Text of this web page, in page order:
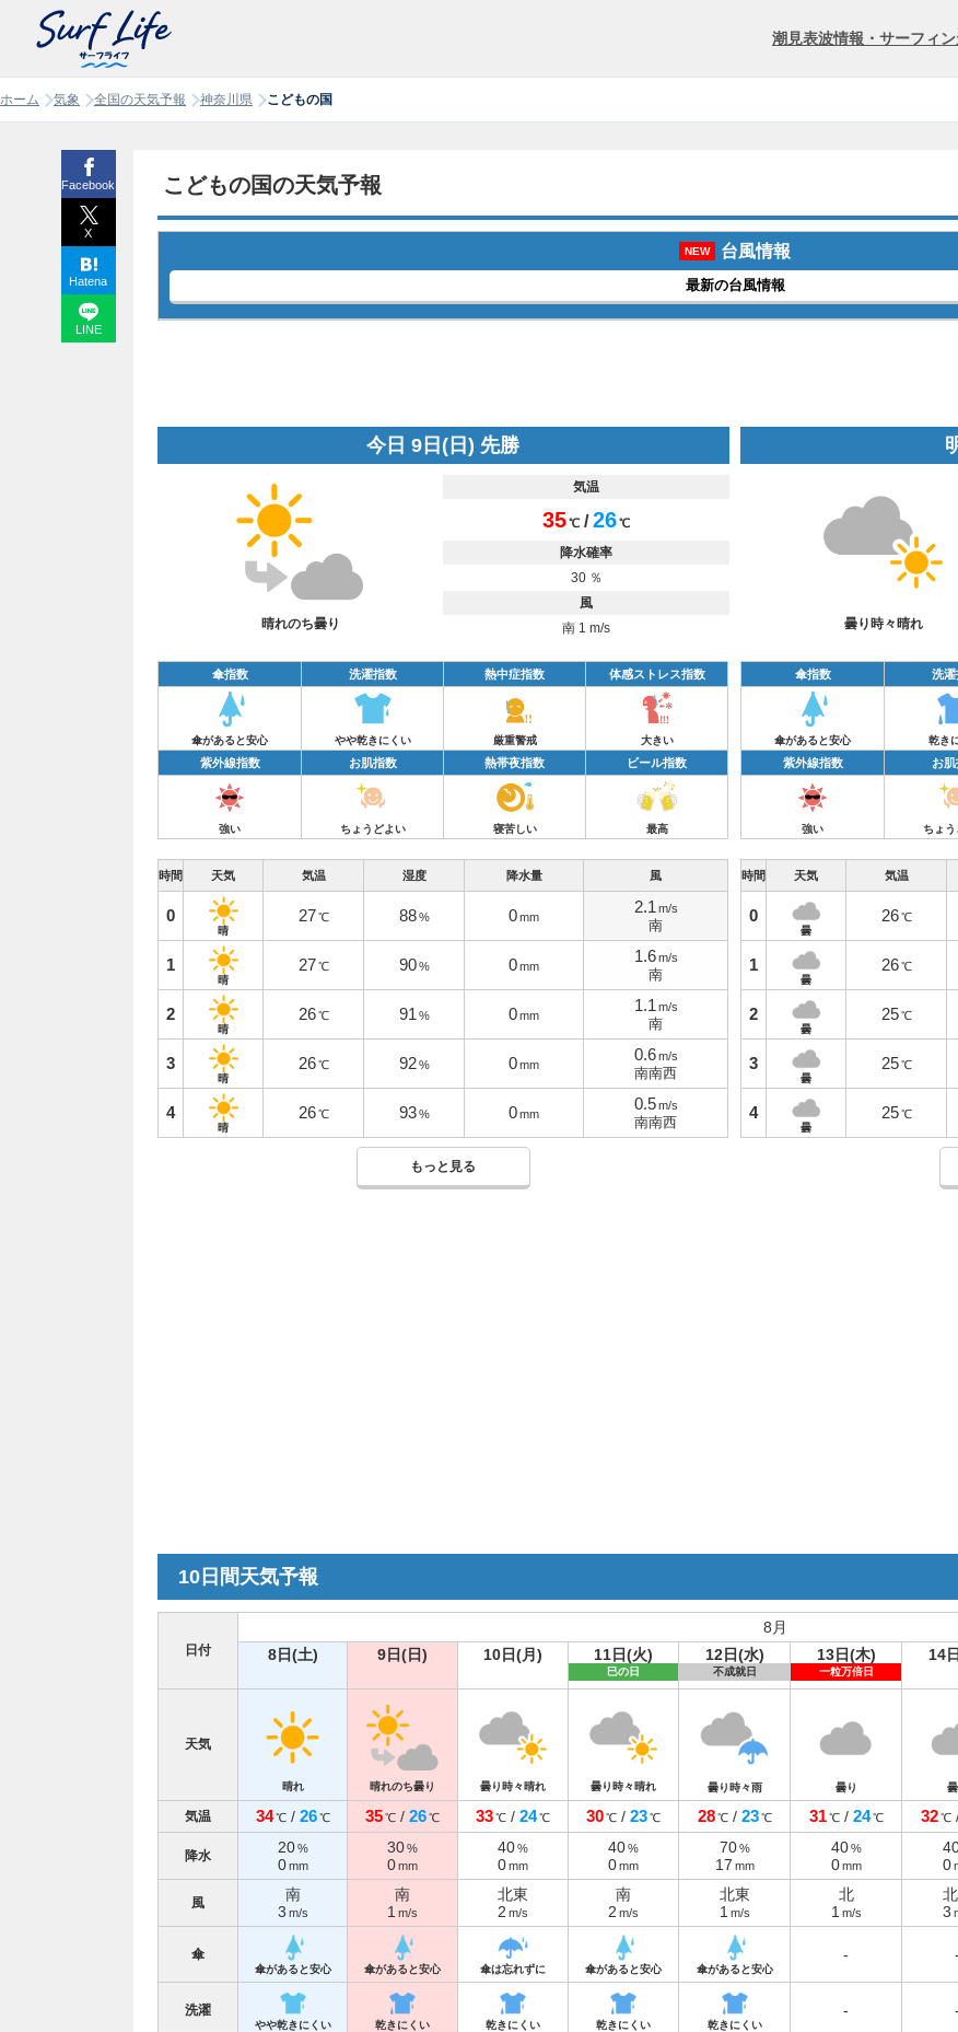
潮見表波情報・サーフィン
ホーム 気象 全国の天気予報 神奈川県 こどもの国
こどもの国の天気予報
NEW 台風情報
最新の台風情報
今日 9日(日) 先勝
晴れのち曇り
気温
35℃ /26℃
降水確率
30 ％
風
南 1 m/s
傘指数 洗濯指数 熱中症指数 体感ストレス指数
傘があると安心 やや乾きにくい 厳重警戒 大きい
紫外線指数 お肌指数 熱帯夜指数 ビール指数
強い ちょうどよい 寝苦しい 最高
時間 天気 気温 湿度 降水量 風
0
晴
27 ℃ 88 % 0mm
2.1 m/s
南
1
晴
27 ℃ 90 % 0mm
1.6 m/s
南
2
晴
26 ℃ 91 % 0mm
1.1 m/s
南
3
晴
26 ℃ 92 % 0mm
0.6 m/s
南南西
4
晴
26 ℃ 93 % 0mm
0.5 m/s
南南西
もっと見る
曇り時々晴れ
傘指数 洗濯
傘があると安心 乾き
紫外線指数 お
強い ちょ
時間 天気 気温
0
曇
26℃
1
曇
26℃
2
曇
25℃
3
曇
25℃
4
曇
25℃
10日間天気予報
日付
8月
8日(土)
9日(日) 10日(月) 11日(火)
巳の日
12日(水)
不成就日
13日(木)
一粒万倍日
14
天気
晴れ 晴れのち曇り 曇り時々晴れ 曇り時々晴れ 曇り時々雨 曇り
気温 34 ℃/ 26 ℃ 35℃ / 26℃ 33℃ / 24℃ 30℃ / 23℃ 28 ℃/ 23 ℃ 31 ℃/ 24 ℃ 32 ℃
降水 20 %
0 mm
30%
0mm
40%
0mm
40%
0mm
70 %
17 mm
40 %
0 mm 0
風
南
3 m/s
南
1 m/s
北東
2 m/s
南
2 m/s
北東
1 m/s
北
1 m/s
3
傘
傘があると安心 傘があると安心 傘は忘れずに 傘があると安心 傘があると安心
- -
洗濯
やや乾きにくい 乾きにくい 乾きにくい 乾きにくい 乾きにくい
- -
Facebook
X
Hatena
LINE